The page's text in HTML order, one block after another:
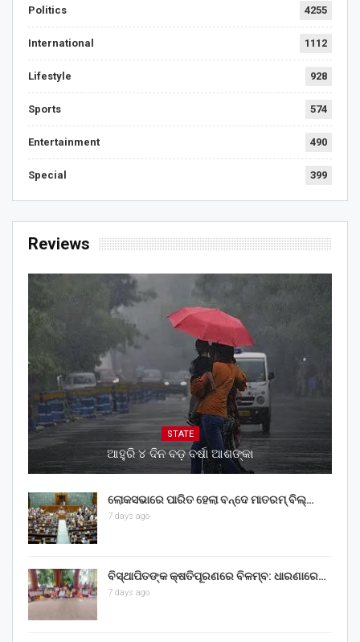
Politics 4255
International 1112
Lifestyle 928
Sports 574
Entertainment 490
Special 399
Reviews
STATE
ଆହୁରି ୪ ଦିନ ବଡ଼ ବର୍ଷା ଆଶଙ୍କା
ଲୋକସଭାରେ ପାରିତ ହେଲା ବନ୍ଦେ ମାତରମ୍‌ ବିଲ୍‌…
7 days ago
ବିସ୍ଥାପିତଙ୍କ କ୍ଷତିପୂରଣରେ ବିଳମ୍ବ: ଧାରଣାରେ…
7 days ago